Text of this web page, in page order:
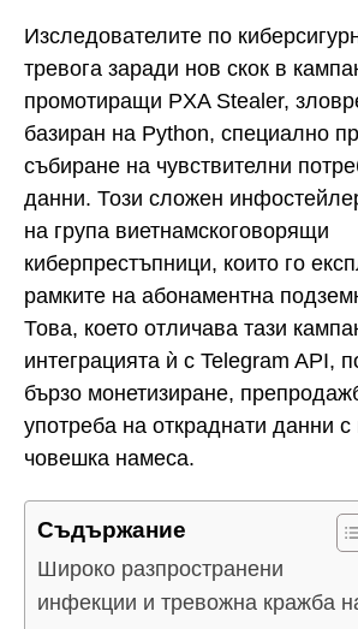
Изследователите по
тревога заради нов скок в
промотиращи PXA Stealer,
базиран на Python, специално
събиране на чувствителни
данни. Този сложен
на група виетнамскоговорящи
киберпрестъпници, които го
рамките на абонаментна
Това, което отличава тази
интеграцията ѝ с Telegram API,
бързо монетизиране,
употреба на откраднати данни
човешка намеса.
Съдържание
Широко разпространени
инфекции и тревожна кражба